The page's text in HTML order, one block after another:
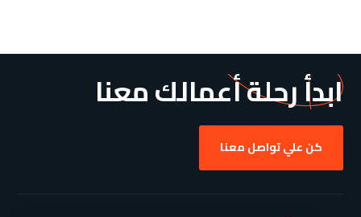
ابدأ رحلة أعمالك معنا
كن علي تواصل معنا